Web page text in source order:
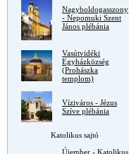
Nagyboldogasszony
- Nepomuki Szent
János plébánia
Vasútvidéki
Egyházközség
(Prohászka
templom)
Víziváros - Jézus
Szíve plébánia
Katolikus sajtó
Újember - Katolikus